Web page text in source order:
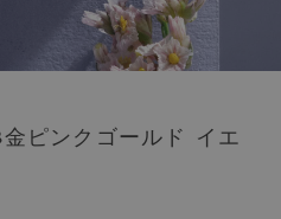
ピンクゴールド イエ